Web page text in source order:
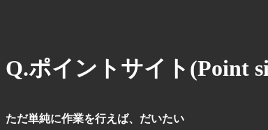
Q.ポイントサイト(Point
ただ単純に作業を行えば、だいたい